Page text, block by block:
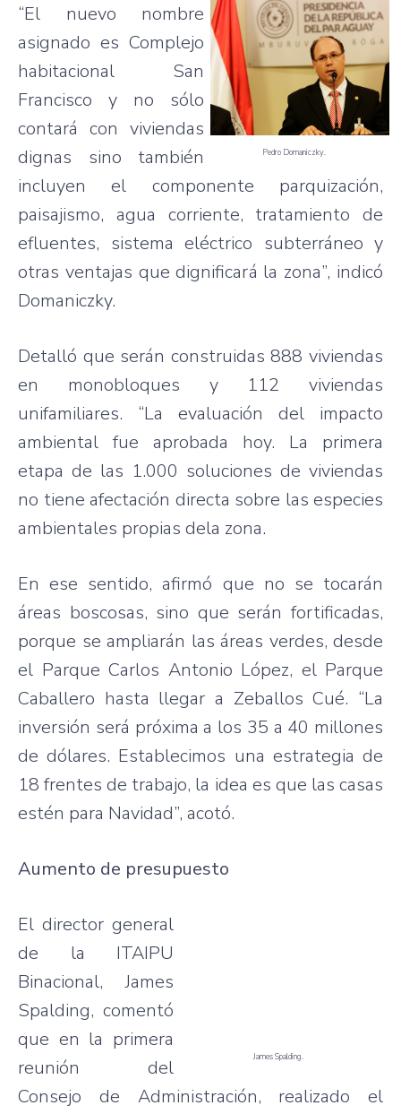
Pedro Domaniczky.
“El nuevo nombre
asignado es Complejo
habitacional San
Francisco y no sólo
contará con viviendas
dignas sino también
incluyen el componente parquización,
paisajismo, agua corriente, tratamiento de
efluentes, sistema eléctrico subterráneo y
otras ventajas que dignificará la zona”, indicó
Domaniczky.
Detalló que serán construidas 888 viviendas
en monobloques y 112 viviendas
unifamiliares. “La evaluación del impacto
ambiental fue aprobada hoy. La primera
etapa de las 1.000 soluciones de viviendas
no tiene afectación directa sobre las especies
ambientales propias dela zona.
En ese sentido, afirmó que no se tocarán
áreas boscosas, sino que serán fortificadas,
porque se ampliarán las áreas verdes, desde
el Parque Carlos Antonio López, el Parque
Caballero hasta llegar a Zeballos Cué. “La
inversión será próxima a los 35 a 40 millones
de dólares. Establecimos una estrategia de
18 frentes de trabajo, la idea es que las casas
estén para Navidad”, acotó.
Aumento de presupuesto
James Spalding.
El director general
de la ITAIPU
Binacional, James
Spalding, comentó
que en la primera
reunión del
Consejo de Administración, realizado el